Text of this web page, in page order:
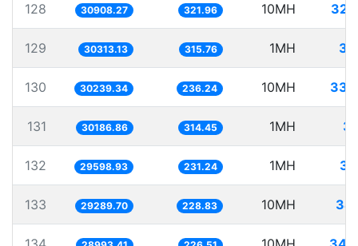
128 30908.27 321.96 10MH
129 30313.13 315.76 1MH
130 30239.34 236.24 10MH
131 30186.86 314.45 1MH
132 29598.93 231.24 1MH
133 29289.70 228.83 10MH